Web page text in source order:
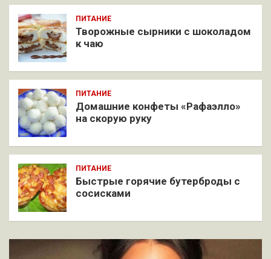
ПИТАНИЕ
Творожные сырники с шоколадом
к чаю
ПИТАНИЕ
Домашние конфеты «Рафаэлло»
на скорую руку
ПИТАНИЕ
Быстрые горячие бутерброды с
сосисками